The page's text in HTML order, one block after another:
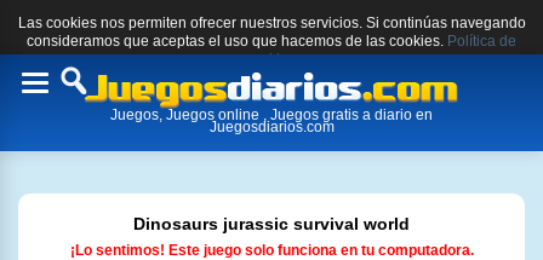
Las cookies nos permiten ofrecer nuestros servicios. Si continúas navegando
consideramos que aceptas el uso que hacemos de las cookies. Política de
cookies.
Toggle
Juegos, Juegos online , Juegos gratis a diario en
Juegosdiarios.com
Dinosaurs jurassic survival world
¡Lo sentimos! Este juego solo funciona en tu computadora.